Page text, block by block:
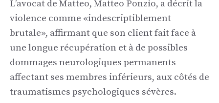
L’avocat de Matteo, Matteo Ponzio, a décrit la
violence comme «indescriptiblement
brutale», affirmant que son client fait face à
une longue récupération et à de possibles
dommages neurologiques permanents
affectant ses membres inférieurs, aux côtés de
traumatismes psychologiques sévères.